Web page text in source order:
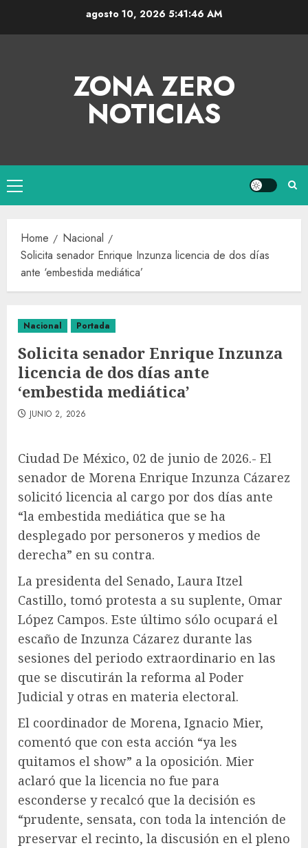
agosto 10, 2026 5:41:46 AM
ZONA ZERO
NOTICIAS
Home
Nacional
Solicita senador Enrique Inzunza licencia de dos días
ante ‘embestida mediática’
Nacional Portada
Solicita senador Enrique Inzunza
licencia de dos días ante
‘embestida mediática’
JUNIO 2, 2026
Ciudad De México, 02 de junio de 2026.- El
senador de Morena Enrique Inzunza Cázarez
solicitó licencia al cargo por dos días ante
“la embestida mediática que se ha
desplegado por personeros y medios de
derecha” en su contra.
La presidenta del Senado, Laura Itzel
Castillo, tomó protesta a su suplente, Omar
López Campos. Este último sólo ocupará el
escaño de Inzunza Cázarez durante las
sesiones del periodo extraordinario en las
que se discutirán la reforma al Poder
Judicial y otras en materia electoral.
El coordinador de Morena, Ignacio Mier,
comentó que con esta acción “ya les
quitamos el show” a la oposición. Mier
aclaró que la licencia no fue para
esconderse y recalcó que la decisión es
“prudente, sensata, con toda la intención de
preservar el recinto, la discusión en el pleno